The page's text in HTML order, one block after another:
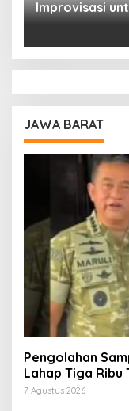
Improvisasi
Pendidikan
JAWA BARAT
Pengolahan
Lahap Tiga Ribu
7 Agustus 2026